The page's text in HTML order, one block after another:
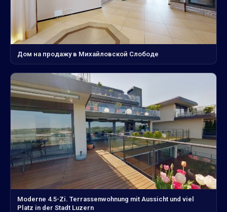
Дом на продажу в Михайловской Слободе
Moderne 4.5-Zi. Terrassenwohnung mit Aussicht und viel
Platz in der Stadt Luzern